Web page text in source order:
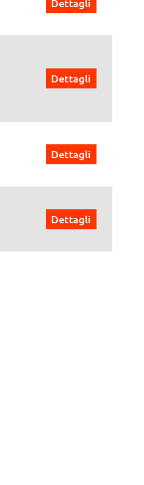
Dettagli
Dettagli
Dettagli
Dettagli